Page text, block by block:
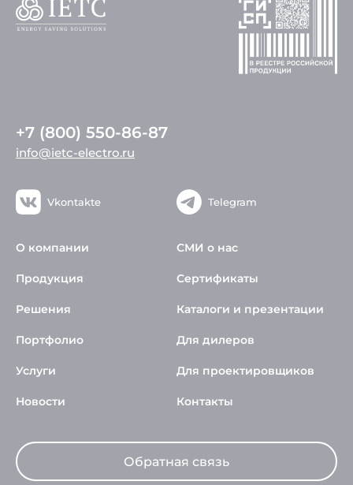
+7 (800) 550-86-87
info@ietc-electro.ru
Vkontakte Telegram
О компании
Продукция
Решения
Портфолио
Услуги
Новости
СМИ о нас
Сертификаты
Каталоги и презентации
Для дилеров
Для проектировщиков
Контакты
Обратная связь